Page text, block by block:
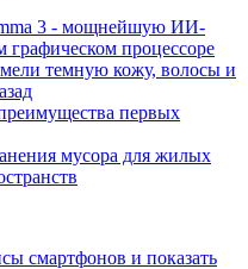
3 - мощнейшую ИИ-
графическом процессоре
темную кожу, волосы и
первых
мусора для жилых
смартфонов и показать